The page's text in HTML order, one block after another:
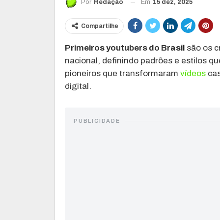
Por Redação Em 15 dez, 2025
Compartilhe
Primeiros youtubers do Brasil são os
nacional, definindo padrões e estilos
pioneiros que transformaram vídeos
digital.
PUBLICIDADE